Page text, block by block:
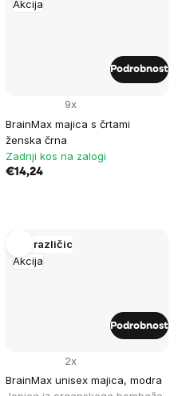
Akcija
BrainMax majica s črtami
ženska črna
9x
Zadnji kos na zalogi
€14,24
Podrobnost
Akcija
Več različic
BrainMax unisex majica, modra
2x
Podrobnost